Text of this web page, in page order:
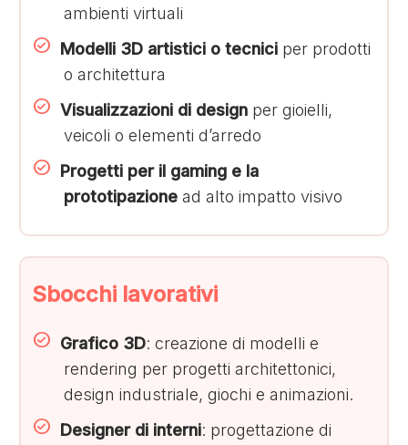
ambienti virtuali
Modelli 3D artistici o tecniciper prodotti
o architettura
Visualizzazioni di designper gioielli,
veicoli o elementi d’arredo
Progetti per il gaming e la
prototipazionead alto impatto visivo
Sbocchi lavorativi
Grafico 3D: creazione di modelli e
rendering per progetti architettonici,
design industriale, giochi e animazioni.
Designer di interni: progettazione di